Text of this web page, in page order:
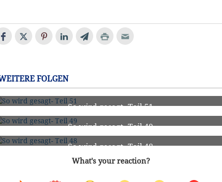
FOLGEN
51 So wird gesagt- Teil 51
49 So wird gesagt- Teil 49
So wird gesagt- Teil 48